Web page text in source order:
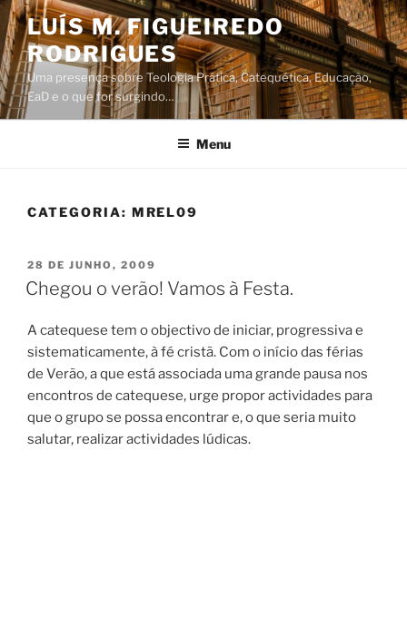
Saltar
para
o
conteúdo
LUÍS M. FIGUEIREDO
RODRIGUES
Uma presença sobre Teologia Prática, Catequética, Educação,
EaD e o que for surgindo…
Menu
CATEGORIA: MREL09
PUBLICADO
EM
28 DE JUNHO, 2009
Chegou o verão! Vamos à Festa.
A catequese tem o objectivo de iniciar, progressiva e
sistematicamente, à fé cristã. Com o início das férias
de Verão, a que está associada uma grande pausa nos
encontros de catequese, urge propor actividades para
que o grupo se possa encontrar e, o que seria muito
salutar, realizar actividades lúdicas.